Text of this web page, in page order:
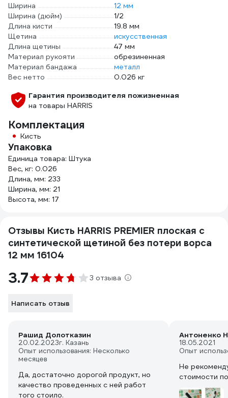
Ширина
12 мм
Ширина (дюйм)
1/2
Длина кисти
19.8 мм
Щетина
искусственная
Длина щетины
47 мм
Материал рукояти
обрезиненная
Материал бандажа
металл
Вес нетто
0.026 кг
Гарантия производителя пожизненная
на товары HARRIS
Комплектация
Кисть
Упаковка
Единица товара: Штука
Вес, кг: 0.026
Длина, мм: 233
Ширина, мм: 21
Высота, мм: 17
Отзывы Кисть HARRIS PREMIER плоская с
синтетической щетиной без потери ворса
12 мм 16104
3.7 3 отзыва
Написать отзыв
Рашид Долотказин
20.02.2023г. Казань
Опыт использования: Несколько
месяцев
Да, достаточно дорогой продукт, но
качество проведенных с ней работ
того стоило.
Антоненко
18.05.2021
Опыт
Не
стоимости